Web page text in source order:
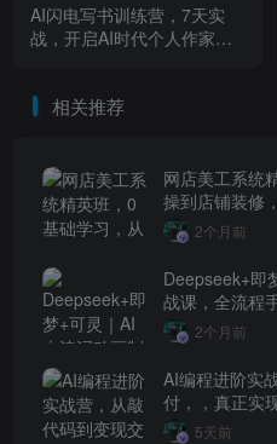
AI闪电写书训练营，7天实
战，开启AI时代个人作家之
相关推荐
网店美工系统
操到店铺装修
2个月前
Deepseek+即
战课，全流程
2个月前
AI编程进阶实
付，，真正实
盈利”的跨越
5天前